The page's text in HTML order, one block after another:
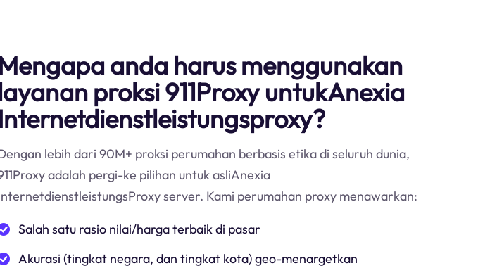
Mengapa anda harus menggunakan
proksi 911Proxy untukAnexia
Internetdienstleistungsproxy?
lebih dari 90M+ proksi perumahan berbasis etika di seluruh dunia,
adalah pergi-ke pilihan untuk asliAnexia
server. Kami perumahan proxy menawarkan:
Salah satu rasio nilai/harga terbaik di pasar
Akurasi (tingkat negara, dan tingkat kota) geo-menargetkan